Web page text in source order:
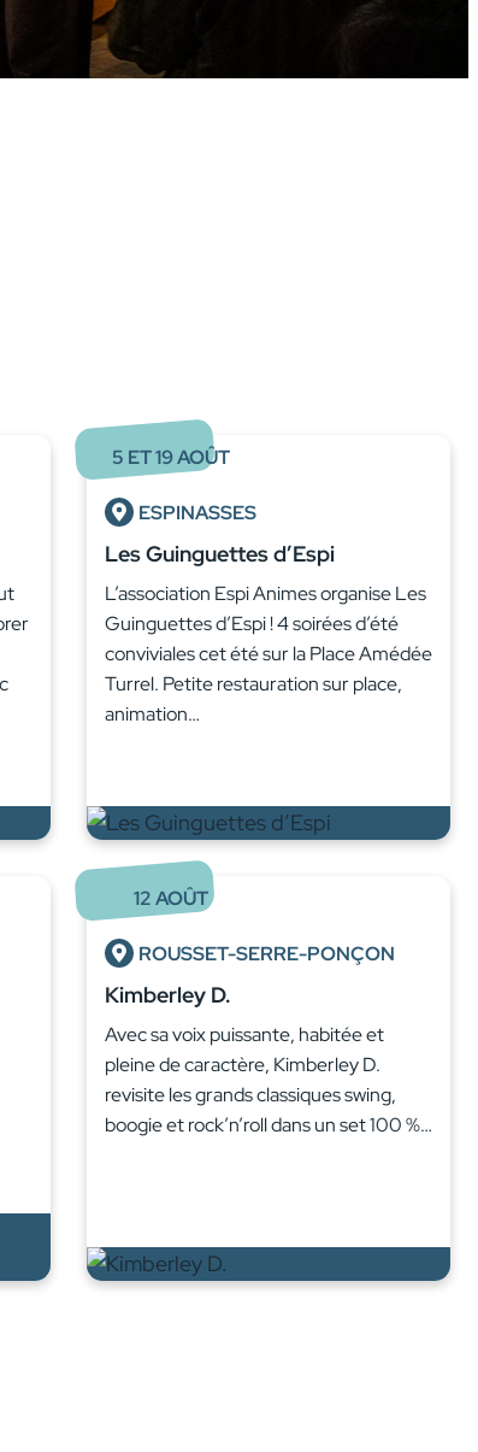
5 ET19AOÛT
ESPINASSES
Les Guinguettes d’Espi
L’association Espi Animes organise Les
Guinguettes d’Espi ! 4 soirées d’été
conviviales cet été sur la Place Amédée
Turrel. Petite restauration sur place,
animation…
12AOÛT
ROUSSET-SERRE-PONÇON
Kimberley D.
Avec sa voix puissante, habitée et
pleine de caractère, Kimberley D.
revisite les grands classiques swing,
boogie et rock’n’roll dans un set 100 %…